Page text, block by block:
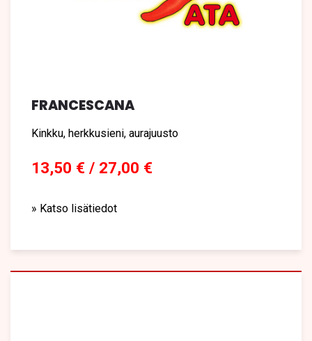
FRANCESCANA
Kinkku, herkkusieni, aurajuusto
13,50 € / 27,00 €
» Katso lisätiedot